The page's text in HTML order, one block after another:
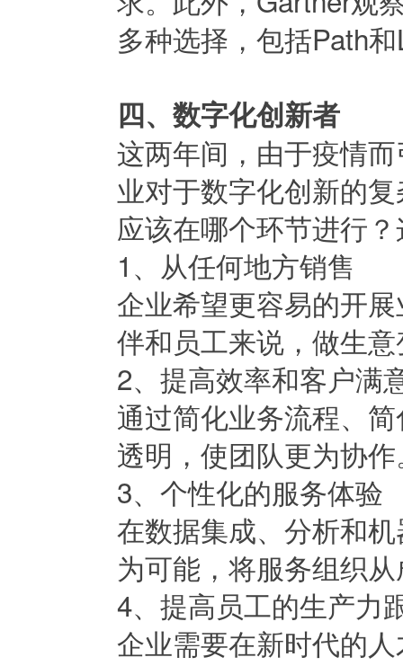
多种选择，包括Path
四、数字化创新者
这两年间，由于疫情
业对于数字化创新的
应该在哪个环节进行
1、从任何地方销售
企业希望更容易的开
伴和员工来说，做生
2、提高效率和客户满
通过简化业务流程、
透明，使团队更为协
3、个性化的服务体验
在数据集成、分析和
为可能，将服务组织
4、提高员工的生产力
企业需要在新时代的